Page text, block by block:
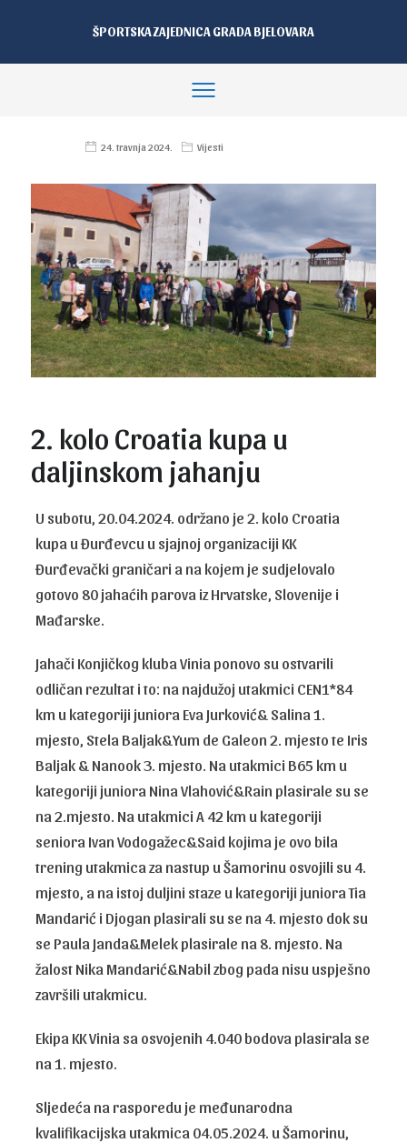
ŠPORTSKA ZAJEDNICA GRADA BJELOVARA
24. travnja 2024. Vijesti
2. kolo Croatia kupa u
daljinskom jahanju
U subotu, 20.04.2024. održano je 2. kolo Croatia
kupa u Đurđevcu u sjajnoj organizaciji KK
Đurđevački graničari a na kojem je sudjelovalo
gotovo 80 jahaćih parova iz Hrvatske, Slovenije i
Mađarske.
Jahači Konjičkog kluba Vinia ponovo su ostvarili
odličan rezultat i to: na najdužoj utakmici CEN1*84
km u kategoriji juniora Eva Jurković& Salina 1.
mjesto, Stela Baljak&Yum de Galeon 2. mjesto te Iris
Baljak & Nanook 3. mjesto. Na utakmici B65 km u
kategoriji juniora Nina Vlahović&Rain plasirale su se
na 2.mjesto. Na utakmici A 42 km u kategoriji
seniora Ivan Vodogažec&Said kojima je ovo bila
trening utakmica za nastup u Šamorinu osvojili su 4.
mjesto, a na istoj duljini staze u kategoriji juniora Tia
Mandarić i Djogan plasirali su se na 4. mjesto dok su
se Paula Janda&Melek plasirale na 8. mjesto. Na
žalost Nika Mandarić&Nabil zbog pada nisu uspješno
završili utakmicu.
Ekipa KK Vinia sa osvojenih 4.040 bodova plasirala se
na 1. mjesto.
Sljedeća na rasporedu je međunarodna
kvalifikacijska utakmica 04.05.2024. u Šamorinu,